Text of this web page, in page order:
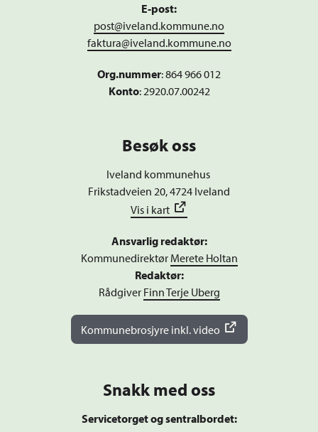
E-post:
post@iveland.kommune.no
faktura@iveland.kommune.no
Org.nummer:864 966 012
Konto: 2920.07.00242
Besøk oss
Iveland kommunehus
Frikstadveien 20, 4724 Iveland
Vis i kart
Ansvarlig redaktør:
Kommunedirektør Merete Holtan
Redaktør:
Rådgiver Finn Terje Uberg
Kommunebrosjyre inkl. video
Snakk med oss
Servicetorget og sentralbordet: